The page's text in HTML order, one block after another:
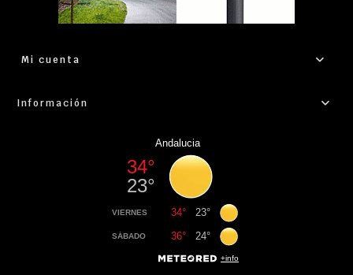
Mi cuenta
Información